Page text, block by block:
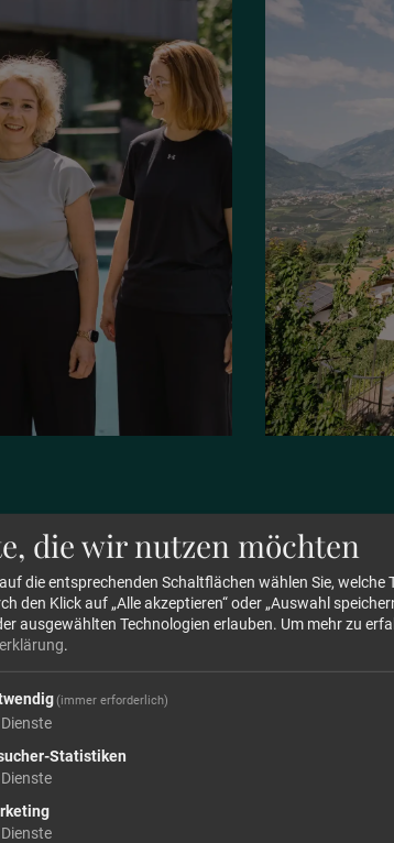
die wir nutzen möchten
die entsprechenden Schaltflächen wählen Sie, welche
den Klick auf „Alle akzeptieren“ oder „Auswahl
ausgewählten Technologien erlauben. Um mehr zu
.
(immer erforderlich)
Dienste
Statistiken
Dienste
Dienste